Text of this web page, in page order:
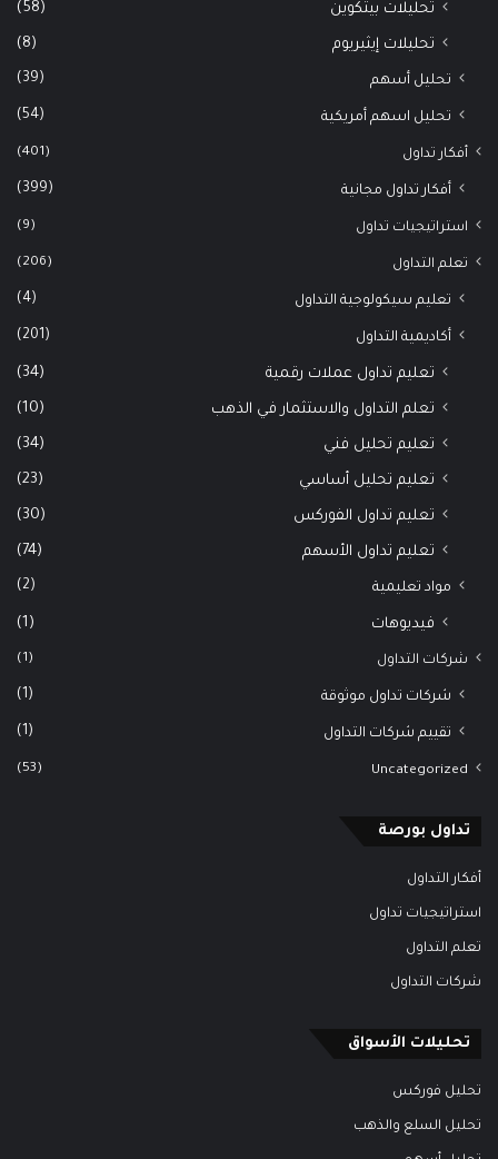
تحليلات بيتكوين (58)
تحليلات إيثيريوم (8)
تحليل أسهم (39)
تحليل اسهم أمريكية (54)
أفكار تداول (401)
أفكار تداول مجانية (399)
استراتيجيات تداول (9)
تعلم التداول (206)
تعليم سيكولوجية التداول (4)
أكاديمية التداول (201)
تعليم تداول عملات رقمية (34)
تعلم التداول والاستثمار في الذهب (10)
تعليم تحليل فني (34)
تعليم تحليل أساسي (23)
تعليم تداول الفوركس (30)
تعليم تداول الأسهم (74)
مواد تعليمية (2)
فيديوهات (1)
شركات التداول (1)
شركات تداول موثوقة (1)
تقييم شركات التداول (1)
Uncategorized
(53)
تداول بورصة
أفكار التداول
استراتيجيات تداول
تعلم التداول
شركات التداول
تحليلات الأسواق
تحليل فوركس
تحليل السلع والذهب